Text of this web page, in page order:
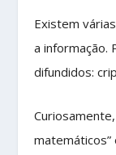
Existem
a informação.
difundidos: